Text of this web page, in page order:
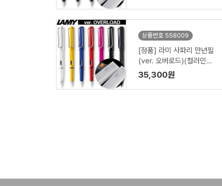
상품번호 558009
[정품] 라미 사파리 만년필
(ver. 오버로드)(컬러인쇄
가능)
35,300원